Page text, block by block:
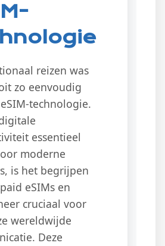
reizen was
zo eenvoudig
technologie.
essentieel
moderne
is het begrijpen
eSIMs en
cruciaal voor
wereldwijde
Deze